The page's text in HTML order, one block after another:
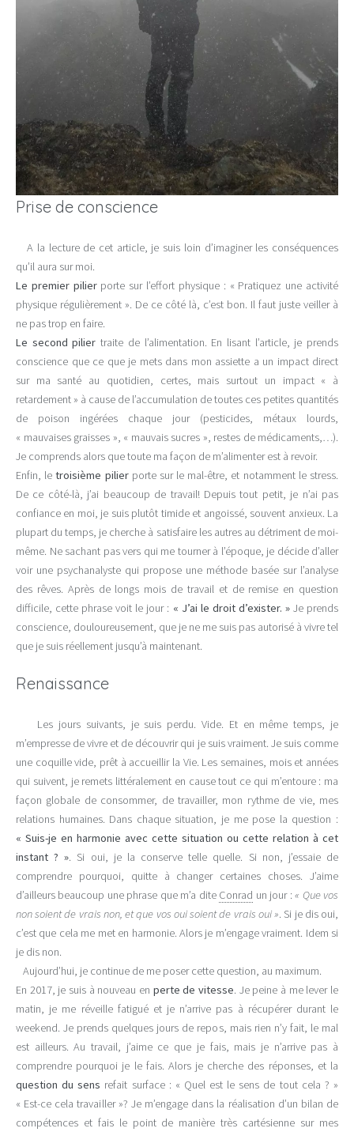
Prise de conscience
A la lecture de cet article, je suis loin d’imaginer les conséquences
qu’il aura sur moi.
Le premier pilierporte sur l’effort physique : « Pratiquez une activité
physique régulièrement ». De ce côté là, c’est bon. Il faut juste veiller à
ne pas trop en faire.
Le second pilier traite de l’alimentation. En lisant l’article, je prends
conscience que ce que je mets dans mon assiette a un impact direct
sur ma santé au quotidien, certes, mais surtout un impact « à
retardement » à cause de l’accumulation de toutes ces petites quantités
de poison ingérées chaque jour (pesticides, métaux lourds,
« mauvaises graisses », « mauvais sucres », restes de médicaments,…).
Je comprends alors que toute ma façon de m’alimenter est à revoir.
Enfin, letroisième pilierporte sur le mal-être, et notamment le stress.
De ce côté-là, j’ai beaucoup de travail! Depuis tout petit, je n’ai pas
confiance en moi, je suis plutôt timide et angoissé, souvent anxieux. La
plupart du temps, je cherche à satisfaire les autres au détriment de moi-
même. Ne sachant pas vers qui me tourner à l’époque, je décide d’aller
voir une psychanalyste qui propose une méthode basée sur l’analyse
des rêves. Après de longs mois de travail et de remise en question
difficile, cette phrase voit le jour : « J’ai le droit d’exister. »Je prends
conscience, douloureusement, que je ne me suis pas autorisé à vivre tel
que je suis réellement jusqu’à maintenant.
Renaissance
Les jours suivants, je suis perdu. Vide. Et en même temps, je
m’empresse de vivre et de découvrir qui je suis vraiment. Je suis comme
une coquille vide, prêt à accueillir la Vie. Les semaines, mois et années
qui suivent, je remets littéralement en cause tout ce qui m’entoure : ma
façon globale de consommer, de travailler, mon rythme de vie, mes
relations humaines. Dans chaque situation, je me pose la question :
« Suis-je en harmonie avec cette situation ou cette relation à cet
instant ? ». Si oui, je la conserve telle quelle. Si non, j’essaie de
comprendre pourquoi, quitte à changer certaines choses. J’aime
d’ailleurs beaucoup une phrase que m’a dite Conrad un jour :« Que vos
non soient de vrais non, et que vos oui soient de vrais oui ». Si je dis oui,
c’est que cela me met en harmonie. Alors je m’engage vraiment. Idem si
je dis non.
Aujourd’hui, je continue de me poser cette question, au maximum.
En 2017, je suis à nouveau en perte de vitesse. Je peine à me lever le
matin, je me réveille fatigué et je n’arrive pas à récupérer durant le
weekend. Je prends quelques jours de repos, mais rien n’y fait, le mal
est ailleurs. Au travail, j’aime ce que je fais, mais je n’arrive pas à
comprendre pourquoi je le fais. Alors je cherche des réponses, et la
question du sens refait surface : « Quel est le sens de tout cela ? »
« Est-ce cela travailler »? Je m’engage dans la réalisation d’un bilan de
compétences et fais le point de manière très cartésienne sur mes